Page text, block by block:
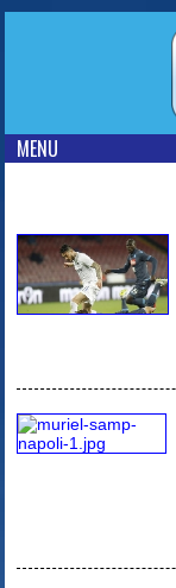
MENU